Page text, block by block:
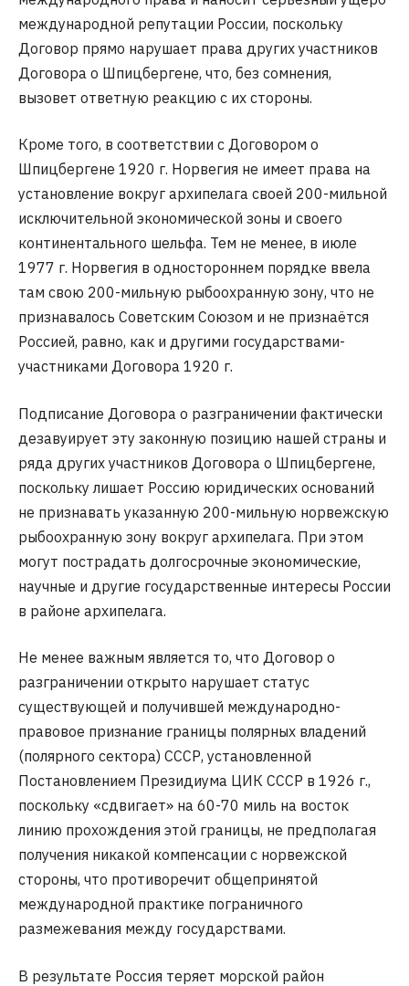
международной репутации России, поскольку
Договор прямо нарушает права других участников
Договора о Шпицбергене, что, без сомнения,
вызовет ответную реакцию с их стороны.
Кроме того, в соответствии с Договором о
Шпицбергене 1920 г. Норвегия не имеет права на
установление вокруг архипелага своей 200-мильной
исключительной экономической зоны и своего
континентального шельфа. Тем не менее, в июле
1977 г. Норвегия в одностороннем порядке ввела
там свою 200-мильную рыбоохранную зону, что не
признавалось Советским Союзом и не признаётся
Россией, равно, как и другими государствами-
участниками Договора 1920 г.
Подписание Договора о разграничении фактически
дезавуирует эту законную позицию нашей страны и
ряда других участников Договора о Шпицбергене,
поскольку лишает Россию юридических оснований
не признавать указанную 200-мильную норвежскую
рыбоохранную зону вокруг архипелага. При этом
могут пострадать долгосрочные экономические,
научные и другие государственные интересы России
в районе архипелага.
Не менее важным является то, что Договор о
разграничении открыто нарушает статус
существующей и получившей международно-
правовое признание границы полярных владений
(полярного сектора) СССР, установленной
Постановлением Президиума ЦИК СССР в 1926 г.,
поскольку «сдвигает» на 60-70 миль на восток
линию прохождения этой границы, не предполагая
получения никакой компенсации с норвежской
стороны, что противоречит общепринятой
международной практике пограничного
размежевания между государствами.
В результате Россия теряет морской район